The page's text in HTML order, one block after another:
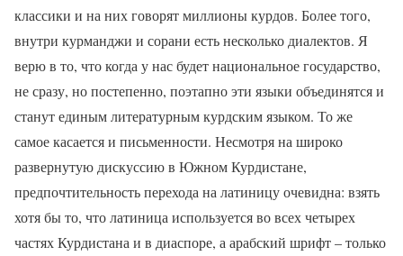
классики и на них говорят миллионы курдов. Более того,
внутри курманджи и сорани есть несколько диалектов. Я
верю в то, что когда у нас будет национальное государство,
не сразу, но постепенно, поэтапно эти языки объединятся и
станут единым литературным курдским языком. То же
самое касается и письменности. Несмотря на широко
развернутую дискуссию в Южном Курдистане,
предпочтительность перехода на латиницу очевидна: взять
хотя бы то, что латиница используется во всех четырех
частях Курдистана и в диаспоре, а арабский шрифт – только